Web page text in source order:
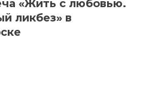
«Жить с любовью.
ликбез» в